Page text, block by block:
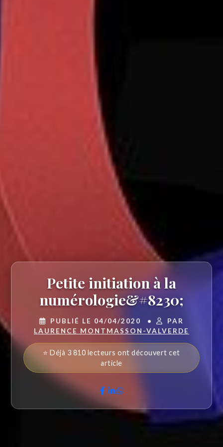
Petite initiation à la
numérologie&#8230;
PUBLIÉ LE 04/04/2020 •
PAR
LAURENCE MONTMASSON-VALVERDE
⭐ Déjà 3 810 lecteurs ont découvert cet
article